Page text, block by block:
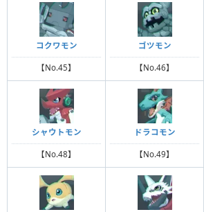
コクワモン
【No.45】
ゴツモン
【No.46】
シャウトモン
【No.48】
ドラコモン
【No.49】